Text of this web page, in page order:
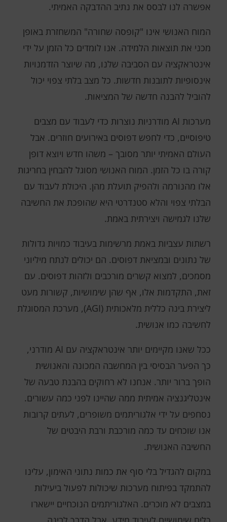
אפשרה לנו לבסס את נתיב ההדבקה האמיתי.
המוח האנושי אינו "קופסה שחורה" המשחזרת באופן
מכני את תוצאות הלמידה. אנו לומדים כל הזמן על ידי
אינטראקציה עם הסביבה שלנו, מה שיוצר הזדמנויות
אינסופיות לתובנות חדשות. כל מצב בלתי צפוי יכול
להוביל להבנה חדשה של המציאות.
מערכות AI מודרניות נוצרות כדי לעבוד עם מצבים
טיפוסיים, כדי לחפש דפוסים באירועים חוזרים. אבל
העולם האמיתי יותר מסובך – משהו חדש ויוצא דופן
קורה בו כל הזמן. המוח האנושי מסוגל להבחין בחריגות
אלו מהנורמה ולהפיק תועלת מהן. היכולת לעבוד עם
הבלתי צפוי והלא סטנדרטי היא שהופכת את החשיבה
שלנו לגמישה ויצירתית באמת.
רשתות עצביות באמת מרשימות בעיבוד כמויות גדולות
של נתונים ובמציאת דפוסים. הם יכולים לנתח מיליוני
מסמכים, למצוא קשרים מורכבים ולזהות דפוסים. עם
זאת, התקדמות אלו, אף שהן שימושיות, קשורות מעט
ליצירת בינה כללית מלאכותית (AGI), מערכת המסוגלת
לחשיבה כמו אנושית.
ככל שאנו מקיימים יותר אינטראקציה עם AI מודרני,
כך הפער הבסיסי בין המחשבה המכונה והאנושית
הופך ברור יותר. אנחנו לא רחוקים בהבנת טבעה של
אינטליגנציה אמיתית ממה שהיינו לפני כמה עשורים.
נסחפים על ידי אלגוריתמים משופרים, לעתים קרובות
אנו שוכחים עד כמה מורכבת ורבת היבטים של
החשיבה האנושית.
במקום להגדיל בלי סוף את כמות נתוני האימון, עלינו
להתמקד בפיתוח מערכות שיכולות לפעול ביעילות
במצבים לא מוכרים. האלגוריתמים הנוכחיים יישארו